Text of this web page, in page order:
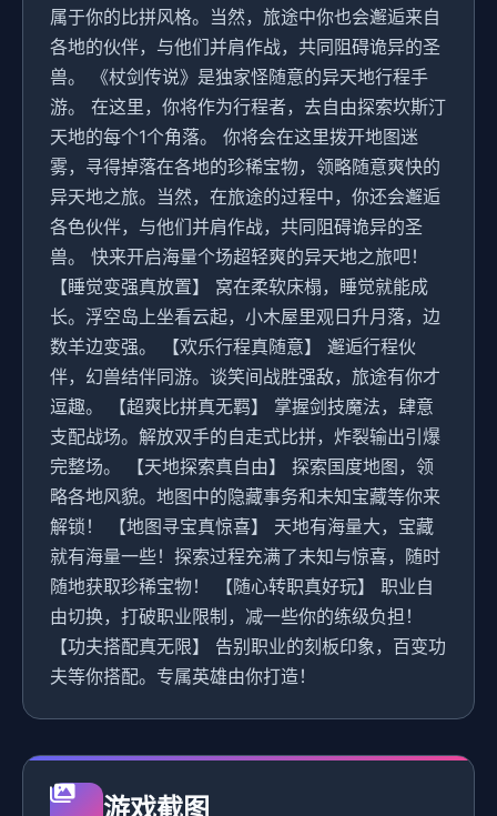
属于你的比拼风格。当然，旅途中你也会邂逅来自
各地的伙伴，与他们并肩作战，共同阻碍诡异的圣
兽。 《杖剑传说》是独家怪随意的异天地行程手
游。 在这里，你将作为行程者，去自由探索坎斯汀
天地的每个1个角落。 你将会在这里拨开地图迷
雾，寻得掉落在各地的珍稀宝物，领略随意爽快的
异天地之旅。当然，在旅途的过程中，你还会邂逅
各色伙伴，与他们并肩作战，共同阻碍诡异的圣
兽。 快来开启海量个场超轻爽的异天地之旅吧！
【睡觉变强真放置】 窝在柔软床榻，睡觉就能成
长。浮空岛上坐看云起，小木屋里观日升月落，边
数羊边变强。 【欢乐行程真随意】 邂逅行程伙
伴，幻兽结伴同游。谈笑间战胜强敌，旅途有你才
逗趣。 【超爽比拼真无羁】 掌握剑技魔法，肆意
支配战场。解放双手的自走式比拼，炸裂输出引爆
完整场。 【天地探索真自由】 探索国度地图，领
略各地风貌。地图中的隐藏事务和未知宝藏等你来
解锁！ 【地图寻宝真惊喜】 天地有海量大，宝藏
就有海量一些！探索过程充满了未知与惊喜，随时
随地获取珍稀宝物！ 【随心转职真好玩】 职业自
由切换，打破职业限制，减一些你的练级负担！
【功夫搭配真无限】 告别职业的刻板印象，百变功
夫等你搭配。专属英雄由你打造！
游戏截图